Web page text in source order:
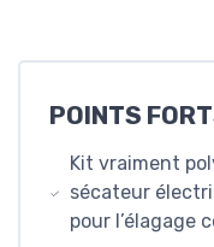
POINTS
Kit vraiment
sécateur
pour l’élagage